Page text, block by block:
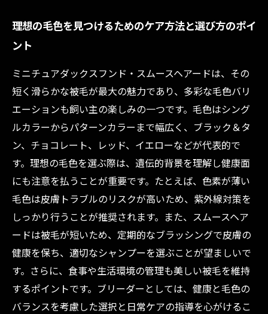
理想の毛色を見つけるためのケア方法と選び方のポイ
ント
ミニチュアダックスフンド・スムースヘアードは、その
短く滑らかな被毛が最大の魅力であり、多彩な毛色バリ
エーションも飼い主の楽しみの一つです。毛色はシング
ルカラーからパターンカラーまで幅広く、ブラック＆タ
ン、チョコレート、レッド、イエローなどが代表的で
す。理想の毛色を選ぶ際は、遺伝的背景を理解し健康面
にも注意を払うことが重要です。たとえば、色素が薄い
毛色は皮膚トラブルのリスクが高いため、紫外線対策を
しっかり行うことが推奨されます。また、スムースヘア
ードは被毛が短いため、定期的なブラッシングで皮膚の
健康を保ち、適切なシャンプーを選ぶことが望ましいで
す。さらに、食事や生活環境の管理も美しい被毛を維持
するポイントです。ブリーダーとしては、健康と毛色の
バランスを考慮した選択と日常ケアの指導を心がけるこ